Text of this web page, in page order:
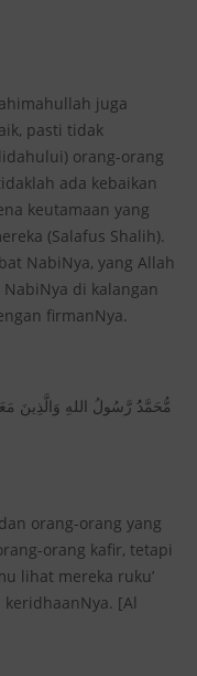
juga
pasti tidak
orang-orang
ada kebaikan
keutamaan yang
(Salafus Shalih).
NabiNya, yang Allah
di kalangan
firmanNya.
مُّحَمَّدُُ رَّسُولُ اللهِ وَالَّذِينَ
orang-orang yang
orang kafir, tetapi
lihat mereka ruku’
[Al